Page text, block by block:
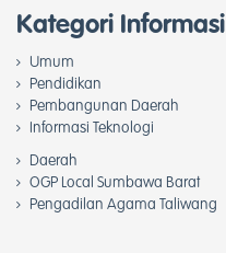
Kategori Informasi
Umum
Pendidikan
Pembangunan Daerah
Informasi Teknologi
Daerah
OGP Local Sumbawa Barat
Pengadilan Agama Taliwang